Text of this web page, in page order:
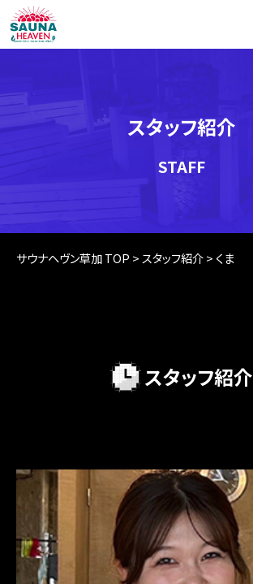
スタッフ紹介
STAFF
サウナヘヴン草加 TOP > スタッフ紹介> くま
スタッフ紹介